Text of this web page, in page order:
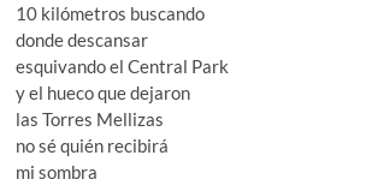
10 kilómetros buscando
donde descansar
esquivando el Central Park
y el hueco que dejaron
las Torres Mellizas
no sé quién recibirá
mi sombra